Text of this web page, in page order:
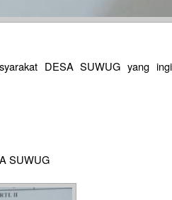
DESA SUWUG yang
SUWUG